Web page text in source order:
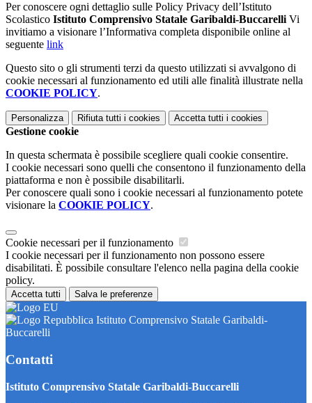
Per conoscere ogni dettaglio sulle Policy Privacy dell’Istituto
Scolastico Istituto Comprensivo Statale Garibaldi-BuccarelliVi
invitiamo a visionare l’Informativa completa disponibile online al
seguente link
Questo sito o gli strumenti terzi da questo utilizzati si avvalgono di
cookie necessari al funzionamento ed utili alle finalità illustrate nella
COOKIE POLICY.
Personalizza Rifiuta tutti i cookies Accetta tutti i cookies
Gestione cookie
In questa schermata è possibile scegliere quali cookie consentire.
I cookie necessari sono quelli che consentono il funzionamento della
piattaforma e non è possibile disabilitarli.
Per conoscere quali sono i cookie necessari al funzionamento potete
visionare la COOKIE POLICY.
Cookie necessari per il funzionamento
I cookie necessari per il funzionamento non possono essere
disabilitati. È possibile consultare l'elenco nella pagina della cookie
policy.
Accetta tutti Salva le preferenze
Istituto Comprensivo Statale Garibaldi-
Buccarelli
Contatti
Istituto Comprensivo Statale Garibaldi-Buccarelli